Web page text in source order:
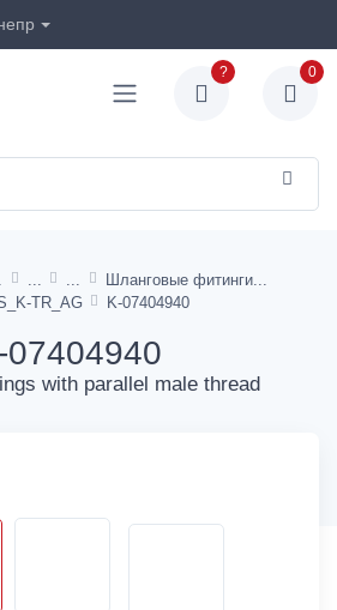
? 0
Шланговые фитинги
TR_AG
K-07404940
07404940
with parallel male thread